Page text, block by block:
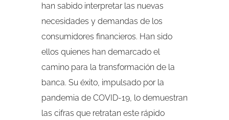
han sabido interpretar las nuevas
necesidades y demandas de los
consumidores financieros. Han sido
ellos quienes han demarcado el
camino para la transformación de la
banca. Su éxito, impulsado por la
pandemia de COVID-19, lo demuestran
las cifras que retratan este rápido